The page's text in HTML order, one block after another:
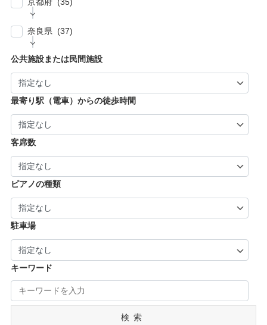
| … 豊中市・吹田市 ・高槻市・茨木市 (15)
| … 八尾市・寝屋川市・岸和田市・守口市 (5)
河内長野市 (3)
| … 姫路市・明石市・伊丹市 (8)
| … 加古川市・川西市 (4)
| … 京都市・宇治市 (16)
市・京丹後市 (6)
| … 福知山市・城陽市・京田辺市・木津川市 (9)
| … 長岡京市・亀岡市・舞鶴市 (4)
奈良県 (37)
| … 奈良市・橿原市・生駒市・生駒郡 (21)
| … 葛城市・平群町・王寺町・大和高田市 (6)
| … 御所市・五條市・宇陀市 (3)
公共施設または民間施設
最寄り駅（電車）からの徒歩時間
客席数
ピアノの種類
駐車場
キーワード
検索